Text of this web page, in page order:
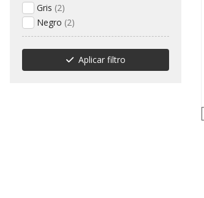
Gris (2)
Negro (2)
Aplicar filtro